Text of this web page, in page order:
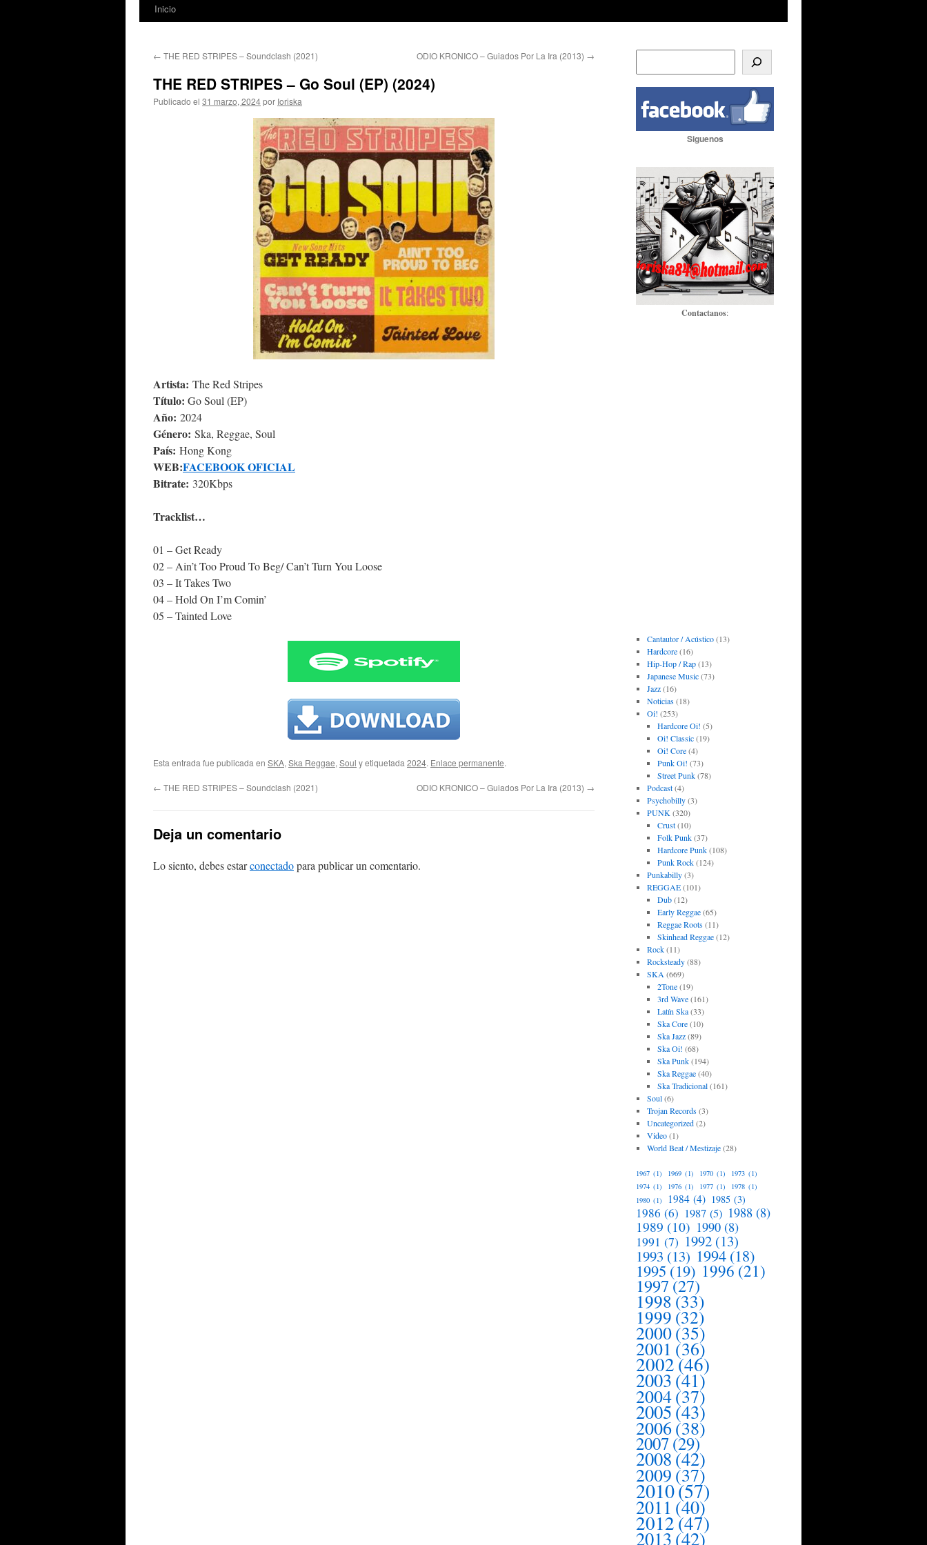
Inicio
← THE RED STRIPES – Soundclash (2021) ODIO KRONICO – Guiados Por La Ira (2013) →
THE RED STRIPES – Go Soul (EP) (2024)
Publicado el 31 marzo, 2024por Ioriska
Artista: The Red Stripes
Título: Go Soul (EP)
Año: 2024
Género: Ska, Reggae, Soul
País: Hong Kong
WEB:FACEBOOK OFICIAL
Bitrate: 320Kbps
Tracklist…
01 – Get Ready
02 – Ain’t Too Proud To Beg/ Can’t Turn You Loose
03 – It Takes Two
04 – Hold On I’m Comin’
05 – Tainted Love
Esta entrada fue publicada en SKA, Ska Reggae, Soul y etiquetada 2024. Enlace permanente.
← THE RED STRIPES – Soundclash (2021) ODIO KRONICO – Guiados Por La Ira (2013) →
Deja un comentario
Lo siento, debes estarconectadopara publicar un comentario.
Siguenos
Contactanos:
Cantautor / Acústico(13)
Hardcore(16)
Hip-Hop / Rap(13)
Japanese Music(73)
Jazz(16)
Noticias(18)
Oi! (253)
Hardcore Oi! (5)
Oi! Classic(19)
Oi! Core(4)
Punk Oi! (73)
Street Punk(78)
Podcast(4)
Psychobilly(3)
PUNK (320)
Crust(10)
Folk Punk(37)
Hardcore Punk(108)
Punk Rock(124)
Punkabilly(3)
REGGAE(101)
Dub(12)
Early Reggae(65)
Reggae Roots(11)
Skinhead Reggae(12)
Rock(11)
Rocksteady(88)
SKA (669)
2Tone(19)
3rd Wave(161)
Latín Ska(33)
Ska Core(10)
Ska Jazz(89)
Ska Oi! (68)
Ska Punk(194)
Ska Reggae(40)
Ska Tradicional(161)
Soul(6)
Trojan Records(3)
Uncategorized(2)
Video(1)
World Beat / Mestizaje(28)
1967 (1) 1969 (1) 1970 (1) 1973 (1)
1974 (1) 1976 (1) 1977 (1) 1978 (1)
1980 (1) 1984 (4) 1985 (3)
1986 (6) 1987 (5) 1988 (8)
1989 (10) 1990 (8)
1991 (7) 1992 (13)
1993 (13) 1994 (18)
1995 (19) 1996 (21)
1997(27)
1998(33)
1999 (32)
2000(35)
2001 (36)
2002(46)
2003 (41)
2004(37)
2005(43)
2006(38)
2007 (29)
2008(42)
2009 (37)
2010(57)
2011 (40)
2012(47)
2013 (42)